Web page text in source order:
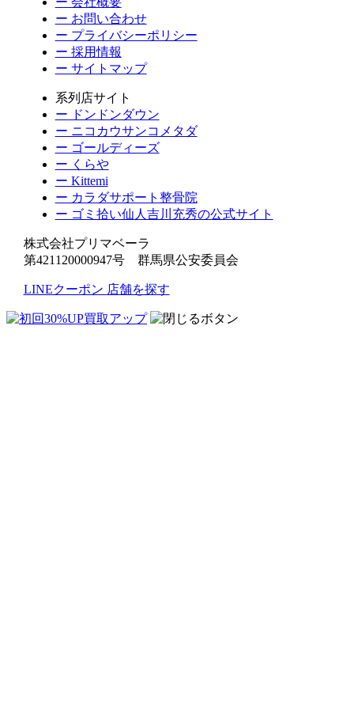
ー お問い合わせ
ー プライバシーポリシー
ー 採用情報
ー サイトマップ
系列店サイト
ー ドンドンダウン
ー ニコカウサンコメタダ
ー ゴールディーズ
ー くらや
ー Kittemi
ー カラダサポート整骨院
ー ゴミ拾い仙人吉川充秀の公式サイト
株式会社プリマベーラ
第421120000947号 群馬県公安委員会
LINEクーポン 店舗を探す